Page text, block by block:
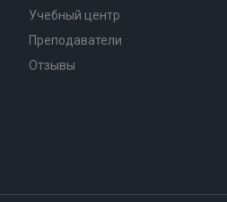
Учебный центр
Преподаватели
Отзывы